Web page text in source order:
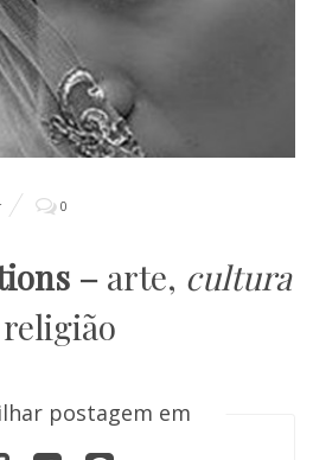
0
–arte, cultura
postagem em